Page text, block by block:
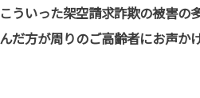
こういった架空請求詐欺の被害の
んだ方が周りのご高齢者にお声か